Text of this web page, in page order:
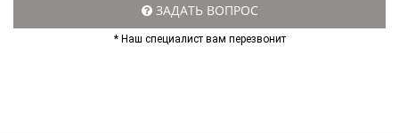
ЗАДАТЬ ВОПРОС
* Наш специалист вам перезвонит